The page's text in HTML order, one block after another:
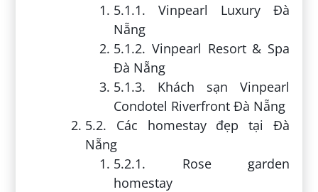
5.1.1. Vinpearl Luxury Đà
Nẵng
5.1.2. Vinpearl Resort & Spa
Đà Nẵng
5.1.3. Khách sạn Vinpearl
Condotel Riverfront Đà Nẵng
5.2. Các homestay đẹp tại Đà
Nẵng
5.2.1. Rose garden
homestay